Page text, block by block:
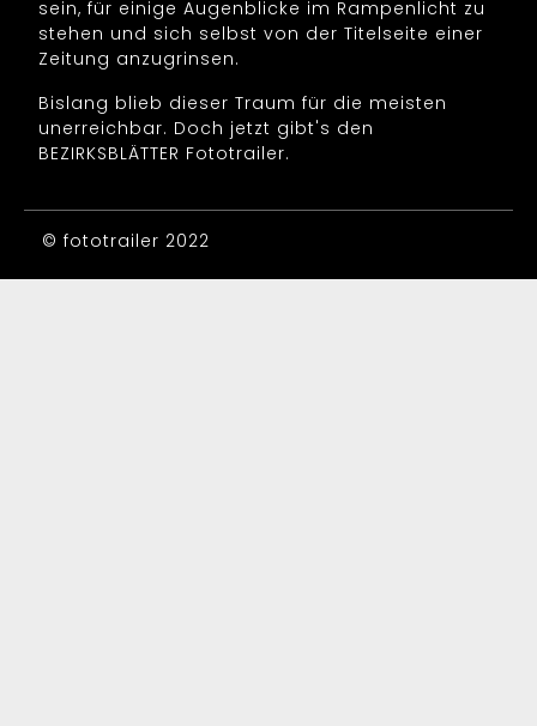
sein, für einige Augenblicke im Rampenlicht zu
stehen und sich selbst von der Titelseite einer
Zeitung anzugrinsen.
Bislang blieb dieser Traum für die meisten
unerreichbar. Doch jetzt gibt's den
BEZIRKSBLÄTTER Fototrailer.
© fototrailer 2022